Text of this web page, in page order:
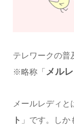
テレワークの普
※略称「 メルレ
メールレディと
ト 」です。し